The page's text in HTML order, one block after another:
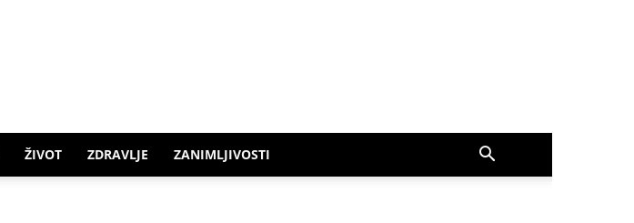
ŽIVOT ZDRAVLJE ZANIMLJIVOSTI